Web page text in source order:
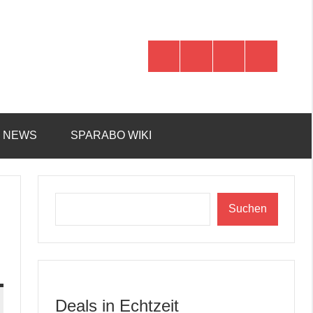
NEWS SPARABO WIKI
Suchen
Deals in Echtzeit